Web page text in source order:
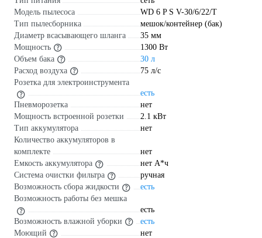
Модель пылесоса
WD 6 P S V-30/6/22/T
Тип пылесборника
мешок/контейнер (бак)
Диаметр всасывающего шланга
35 мм
Мощность
1300 Вт
Объем бака
30 л
Расход воздуха
75 л/с
Розетка для электроинструмента
есть
Пневморозетка
нет
Мощность встроенной розетки
2.1 кВт
Тип аккумулятора
нет
Количество аккумуляторов в
комплекте
нет
Емкость аккумулятора
нет А*ч
Система очистки фильтра
ручная
Возможность сбора жидкости
есть
Возможность работы без мешка
есть
Возможность влажной уборки
есть
Моющий
нет